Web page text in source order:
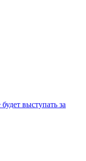
выступать за